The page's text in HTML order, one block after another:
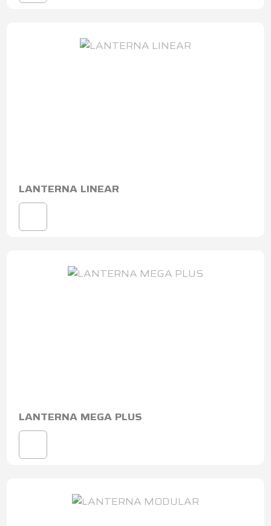
LANTERNA LINEAR
LANTERNA MEGA PLUS